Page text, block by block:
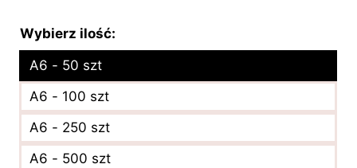
Wybierz ilość:
A6 - 50 szt
A6 - 100 szt
A6 - 250 szt
A6 - 500 szt